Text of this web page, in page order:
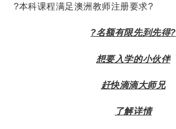
?本科课程满足澳洲教师注册要求?
?名额有限先到先得?️
想要入学的小伙伴
赶快滴滴大师兄
了解详情